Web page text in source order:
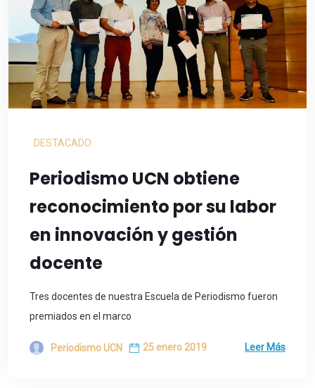
DESTACADO
Periodismo UCN obtiene
reconocimiento por su labor
en innovación y gestión
docente
Tres docentes de nuestra Escuela de Periodismo fueron
premiados en el marco
Periodismo UCN 25 enero 2019 Leer Más